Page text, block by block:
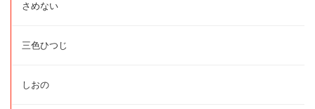
さめない
三色ひつじ
しおの